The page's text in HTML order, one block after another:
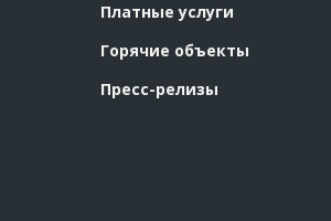
Платные услуги
Горячие объекты
Пресс-релизы